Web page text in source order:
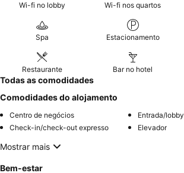
Wi-fi no lobby Wi-fi nos quartos
Spa Estacionamento
Restaurante Bar no hotel
Todas as comodidades
Comodidades do alojamento
Centro de negócios
Entrada/lobby
Check-in/check-out expresso
Elevador
Mostrar mais
Bem-estar